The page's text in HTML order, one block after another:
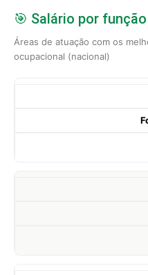
🎯 Salário por
Áreas de atuação com os
ocupacional (nacional)